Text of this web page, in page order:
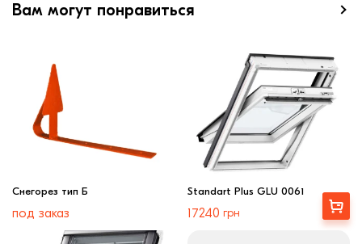
Вам могут понравиться
Снегорез тип Б
под заказ
Standart Plus GLU 0061
17240 грн
Выбрать